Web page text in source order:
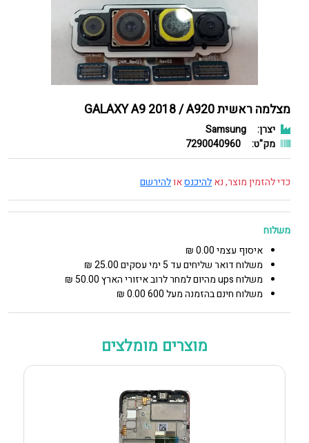
מצלמה ראשית GALAXY A9 2018 / A920
יצרן:
Samsung
מק"ט:
7290040960
כדי להזמין מוצר, נאלהיכנסאולהירשם
משלוח
איסוף עצמי 0.00 ₪
משלוח דואר שליחים עד 5 ימי עסקים 25.00 ₪
משלוח ups מהיום למחר לרוב איזורי הארץ 50.00 ₪
משלוח חינם בהזמנה מעל 600 0.00 ₪
מוצרים מומלצים